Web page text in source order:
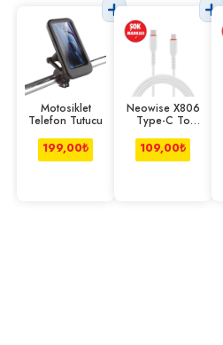
Motosiklet
Telefon Tutucu
199,00₺
Neowise X806
Type-C To
Kablosu
109,00₺